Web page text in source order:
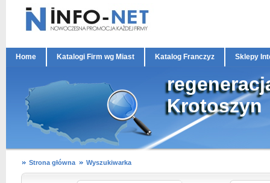
Home Katalogi Firm wg Miast Katalog Franczyz Sklepy
Krotoszyn
Strona główna Wyszukiwarka